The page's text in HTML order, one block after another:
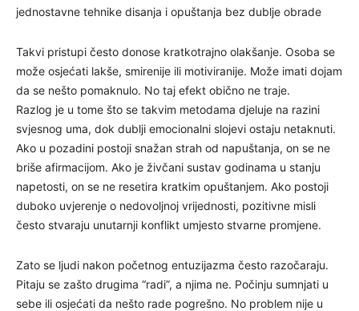
jednostavne tehnike disanja i opuštanja bez dublje obrade
Takvi pristupi često donose kratkotrajno olakšanje. Osoba se
može osjećati lakše, smirenije ili motiviranije. Može imati dojam
da se nešto pomaknulo. No taj efekt obično ne traje.
Razlog je u tome što se takvim metodama djeluje na razini
svjesnog uma, dok dublji emocionalni slojevi ostaju netaknuti.
Ako u pozadini postoji snažan strah od napuštanja, on se ne
briše afirmacijom. Ako je živčani sustav godinama u stanju
napetosti, on se ne resetira kratkim opuštanjem. Ako postoji
duboko uvjerenje o nedovoljnoj vrijednosti, pozitivne misli
često stvaraju unutarnji konflikt umjesto stvarne promjene.
Zato se ljudi nakon početnog entuzijazma često razočaraju.
Pitaju se zašto drugima “radi”, a njima ne. Počinju sumnjati u
sebe ili osjećati da nešto rade pogrešno. No problem nije u